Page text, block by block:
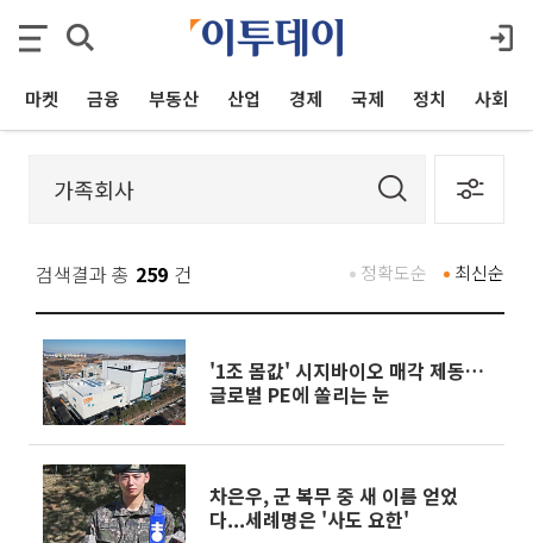
마켓 금융 부동산 산업 경제 국제 정치 사회
검색결과 총 259 건 최신순
정확도순
'1조 몸값' 시지바이오 매각 제동…
글로벌 PE에 쏠리는 눈
차은우, 군 복무 중 새 이름 얻었
다...세례명은 '사도 요한'